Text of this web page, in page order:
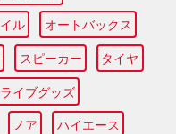
ル オートバックス
スピーカー タイヤ
ライブグッズ
ノア ハイエース